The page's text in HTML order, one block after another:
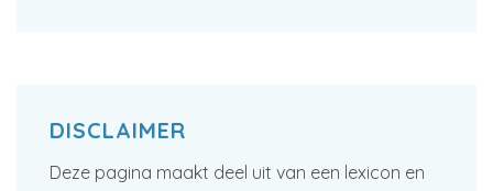
DISCLAIMER
Deze pagina maakt deel uit van een lexicon en